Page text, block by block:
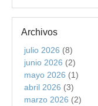
Archivos
julio 2026 (8)
junio 2026 (2)
mayo 2026 (1)
abril 2026 (3)
marzo 2026 (2)